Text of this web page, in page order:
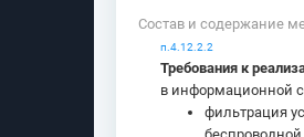
Состав и содержание
п.4.12.2.2
Требования к
в информационной
фильтрация